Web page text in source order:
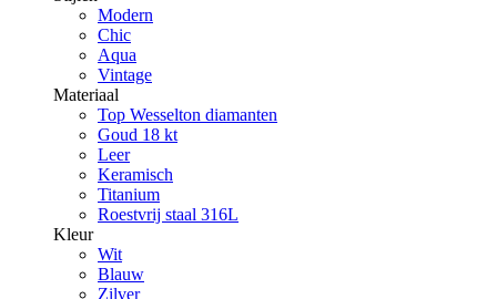
Modern
Chic
Aqua
Vintage
Materiaal
Top Wesselton diamanten
Goud 18 kt
Leer
Keramisch
Titanium
Roestvrij staal 316L
Kleur
Wit
Blauw
Zilver